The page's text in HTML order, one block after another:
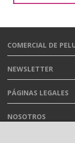
COMERCIAL DE
NEWSLETTER
PÁGINAS LEGALES
NOSOTROS